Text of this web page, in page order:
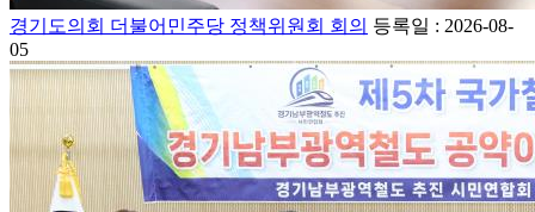
경기도의회 더불어민주당 정책위원회 회의 등록일 : 2026-08-
05